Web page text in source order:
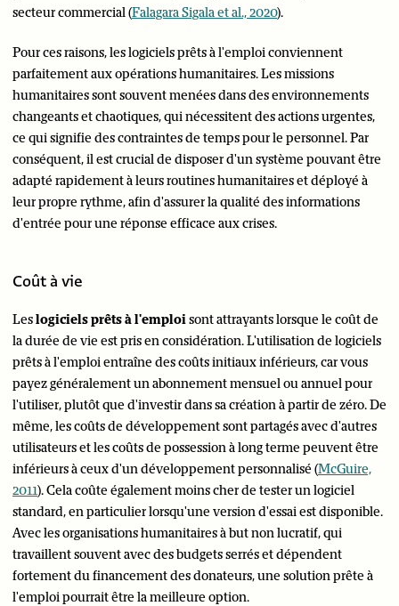
secteur commercial (Falagara Sigala et al., 2020).
Pour ces raisons, les logiciels prêts à l'emploi conviennent
parfaitement aux opérations humanitaires. Les missions
humanitaires sont souvent menées dans des environnements
changeants et chaotiques, qui nécessitent des actions urgentes,
ce qui signifie des contraintes de temps pour le personnel. Par
conséquent, il est crucial de disposer d'un système pouvant être
adapté rapidement à leurs routines humanitaires et déployé à
leur propre rythme, afin d'assurer la qualité des informations
d'entrée pour une réponse efficace aux crises.
Coût à vie
Leslogiciels prêts à l'emploisont attrayants lorsque le coût de
la durée de vie est pris en considération. L'utilisation de logiciels
prêts à l'emploi entraîne des coûts initiaux inférieurs, car vous
payez généralement un abonnement mensuel ou annuel pour
l'utiliser, plutôt que d'investir dans sa création à partir de zéro. De
même, les coûts de développement sont partagés avec d'autres
utilisateurs et les coûts de possession à long terme peuvent être
inférieurs à ceux d'un développement personnalisé (McGuire,
2011). Cela coûte également moins cher de tester un logiciel
standard, en particulier lorsqu'une version d'essai est disponible.
Avec les organisations humanitaires à but non lucratif, qui
travaillent souvent avec des budgets serrés et dépendent
fortement du financement des donateurs, une solution prête à
l'emploi pourrait être la meilleure option.